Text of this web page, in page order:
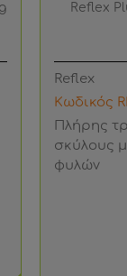
Reflex
Reflex
Κωδικός
Πλήρης
σκύλους
φυλών